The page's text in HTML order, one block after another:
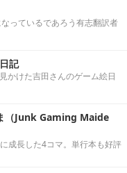
っているであろう有志翻訳者
記
かけた吉田さんのゲーム絵日
（Junk Gaming Maide
成長した4コマ。単行本も好評